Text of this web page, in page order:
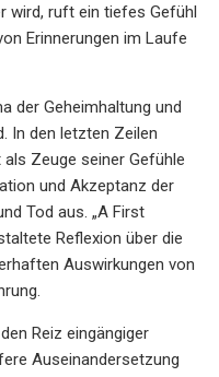
wird, ruft ein tiefes Gefühl
Erinnerungen im Laufe
der Geheimhaltung und
In den letzten Zeilen
Zeuge seiner Gefühle
und Akzeptanz der
Tod aus. „A First
Reflexion über die
Auswirkungen von
Reiz eingängiger
Auseinandersetzung